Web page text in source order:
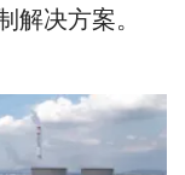
解决方案。